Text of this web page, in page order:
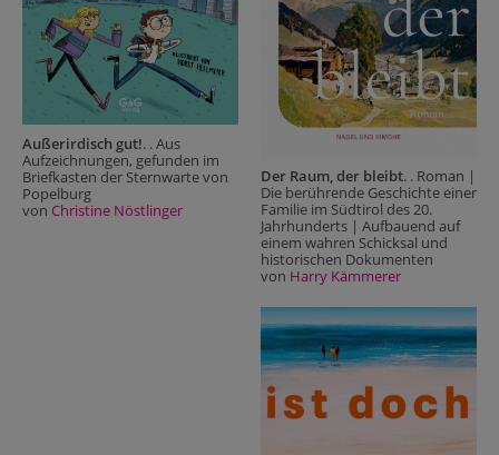
Außerirdisch gut!. . Aus
Aufzeichnungen, gefunden im
Briefkasten der Sternwarte von
Popelburg
von Christine Nöstlinger
Der Raum, der bleibt. . Roman |
Die berührende Geschichte einer
Familie im Südtirol des 20.
Jahrhunderts | Aufbauend auf
einem wahren Schicksal und
historischen Dokumenten
von Harry Kämmerer